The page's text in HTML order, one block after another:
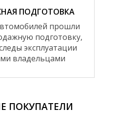
ПОДГОТОВКА
прошли
подготовку,
эксплуатации
владельцами
ПОКУПАТЕЛИ